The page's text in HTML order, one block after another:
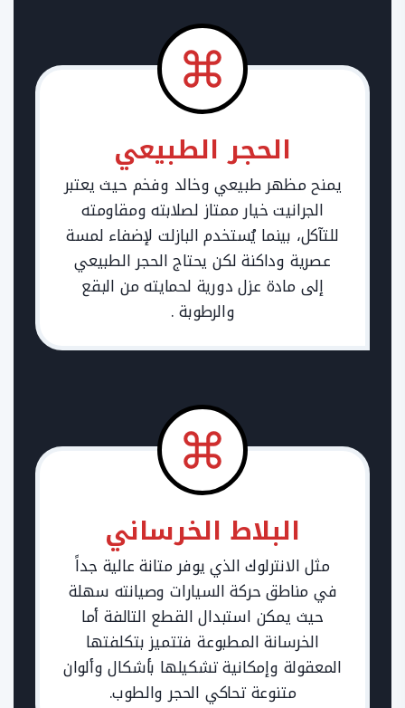
الحجر الطبيعي
يمنح مظهر طبيعي وخالد وفخم حيث يعتبر
الجرانيت خيار ممتاز لصلابته ومقاومته
للتآكل، بينما يُستخدم البازلت لإضفاء لمسة
عصرية وداكنة لكن يحتاج الحجر الطبيعي
إلى مادة عزل دورية لحمايته من البقع
والرطوبة .
​البلاط الخرساني
مثل الانترلوك الذي يوفر متانة عالية جداً
في مناطق حركة السيارات وصيانته سهلة
حيث يمكن استبدال القطع التالفة أما
الخرسانة المطبوعة فتتميز بتكلفتها
المعقولة وإمكانية تشكيلها بأشكال وألوان
متنوعة تحاكي الحجر والطوب.